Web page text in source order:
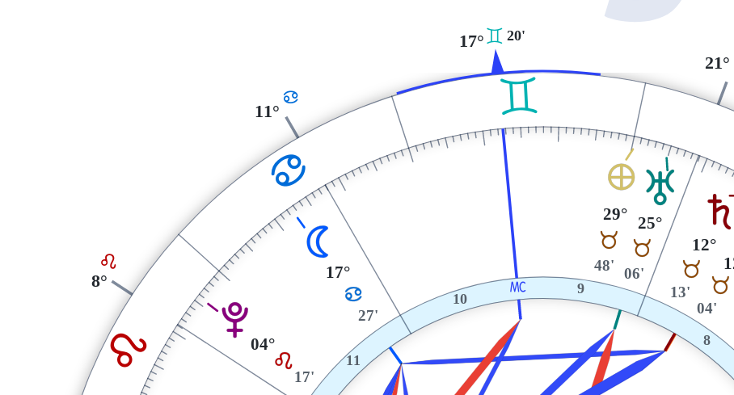
C
D
E 8
9
10
X
11
21°
C
17° 20'
D
11°
E
8° B
04'
S
12°
B
13'
T
25°
B
06'
È
29°
B
48'
N
17°
D
27'
V
04°
E
17'